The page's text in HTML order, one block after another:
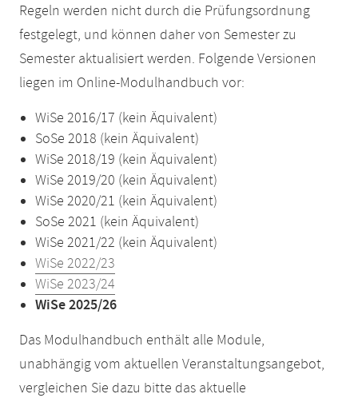
Regeln werden nicht durch die Prüfungsordnung
festgelegt, und können daher von Semester zu
Semester aktualisiert werden. Folgende Versionen
liegen im Online-Modulhandbuch vor:
WiSe 2016/17 (kein Äquivalent)
SoSe 2018 (kein Äquivalent)
WiSe 2018/19 (kein Äquivalent)
WiSe 2019/20 (kein Äquivalent)
WiSe 2020/21 (kein Äquivalent)
SoSe 2021 (kein Äquivalent)
WiSe 2021/22 (kein Äquivalent)
WiSe 2022/23
WiSe 2023/24
WiSe 2025/26
Das Modulhandbuch enthält alle Module,
unabhängig vom aktuellen Veranstaltungsangebot,
vergleichen Sie dazu bitte das aktuelle